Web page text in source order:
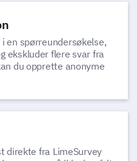
en spørreundersøkelse,
ekskluder flere svar fra
du opprette anonyme
direkte fra LimeSurvey